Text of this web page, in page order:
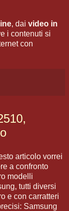
, dai video in
i contenuti si
con
articolo vorrei
a confronto
modelli
tutti diversi
e con carratteri
Samsung